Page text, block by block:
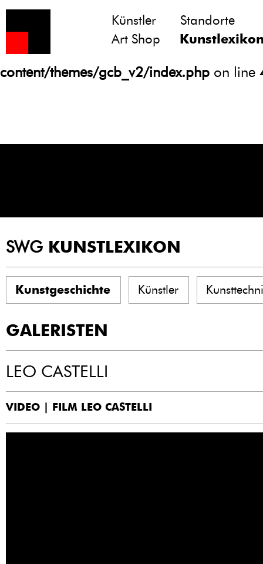
Notice
: Undefined variable: atts in
/homepages/21/d13550920/htdocs/
content/themes/gcb_v2/index.php on line
Künstler
Standorte
Art Shop
SWG KUNSTLEXIKON
Kunstgeschichte Künstler
GALERISTEN
LEO CASTELLI
VIDEO | FILM LEO CASTELLI